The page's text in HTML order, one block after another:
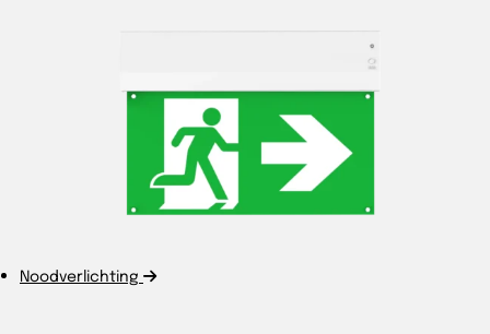
Noodverlichting